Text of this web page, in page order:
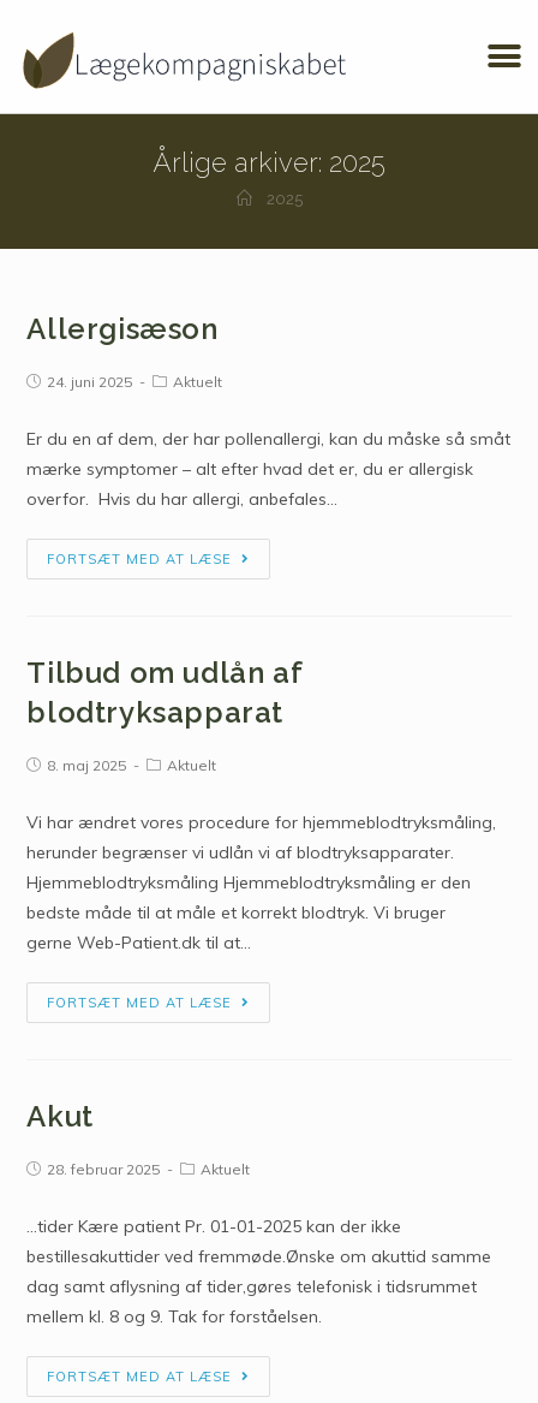
Årlige arkiver: 2025
2025
Allergisæson
24. juni 2025 Aktuelt
Er du en af dem, der har pollenallergi, kan du måske så småt
mærke symptomer – alt efter hvad det er, du er allergisk
overfor. Hvis du har allergi, anbefales…
FORTSÆT MED AT LÆSE
Tilbud om udlån af
blodtryksapparat
8. maj 2025 Aktuelt
Vi har ændret vores procedure for hjemmeblodtryksmåling,
herunder begrænser vi udlån vi af blodtryksapparater.
Hjemmeblodtryksmåling Hjemmeblodtryksmåling er den
bedste måde til at måle et korrekt blodtryk. Vi bruger
gerne Web-Patient.dk til at…
FORTSÆT MED AT LÆSE
Akut
28. februar 2025 Aktuelt
...tider Kære patient Pr. 01-01-2025 kan der ikke
bestillesakuttider ved fremmøde.Ønske om akuttid samme
dag samt aflysning af tider,gøres telefonisk i tidsrummet
mellem kl. 8 og 9. Tak for forståelsen.
FORTSÆT MED AT LÆSE